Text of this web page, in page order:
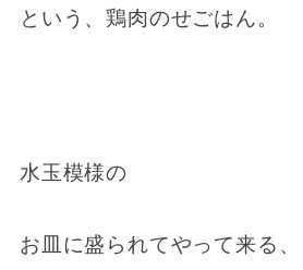
という、鶏肉のせごはん。
水玉模様の
お皿に盛られてやって来る、